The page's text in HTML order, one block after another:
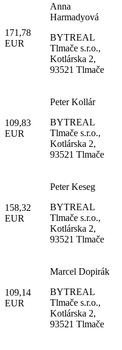
171,78
EUR
Anna
Harmadyová
BYTREAL
Tlmače s.r.o.,
Kotlárska 2,
93521 Tlmače
109,83
EUR
Peter Kollár
BYTREAL
Tlmače s.r.o.,
Kotlárska 2,
93521 Tlmače
158,32
EUR
Peter Keseg
BYTREAL
Tlmače s.r.o.,
Kotlárska 2,
93521 Tlmače
109,14
EUR
Marcel Dopirák
BYTREAL
Tlmače s.r.o.,
Kotlárska 2,
93521 Tlmače